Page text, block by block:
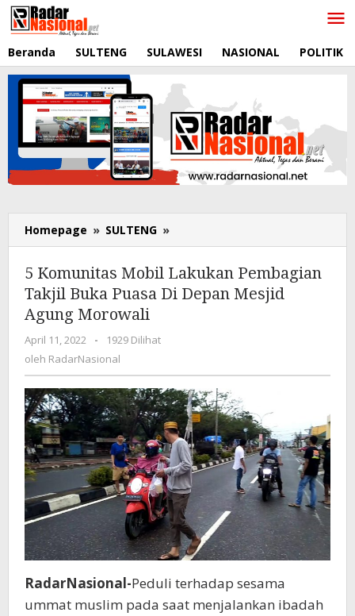
Lewati
ke
Beranda SULTENG SULAWESI NASIONAL POLITIK
Homepage » SULTENG »
Komunitas
Lakukan
Pembagian
Depan
Mesjid
Agung
Morowali
5 Komunitas Mobil Lakukan Pembagian
Takjil Buka Puasa Di Depan Mesjid
Agung Morowali
April 11, 2022
oleh
RadarNasional
-
1929 Dilihat
oleh RadarNasional
RadarNasional-Peduli terhadap sesama
ummat muslim pada saat menjalankan ibadah